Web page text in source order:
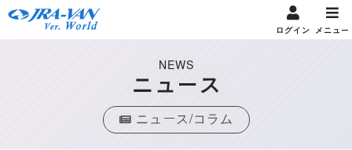
ログイン メニュー
NEWS
ニュース
ニュース/コラム